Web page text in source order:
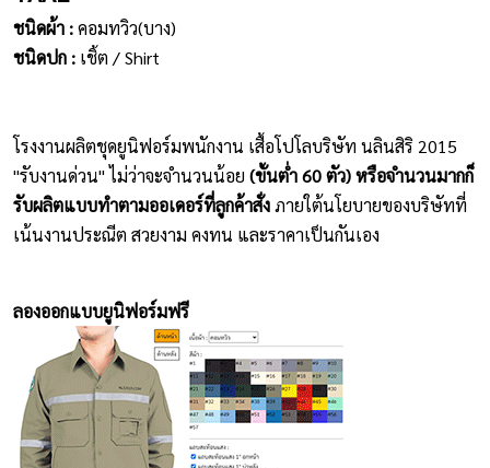
ผลิตภัณฑ์อื่นๆ
ตัวอย่างปกเสื้อโปโล
สีผ้า
ชนิดผ้า :คอมทวิว(บาง)
ชนิดปก : เชิ้ต / Shirt
โรงงานผลิตชุดยูนิฟอร์มพนักงาน เสื้อโปโลบริษัท นลินสิริ 2015
"รับงานด่วน" ไม่ว่าจะจำนวนน้อย (ขั้นต่ำ 60 ตัว) หรือจำนวนมากก็
รับผลิตแบบทำตามออเดอร์ที่ลูกค้าสั่งภายใต้นโยบายของบริษัทที่
เน้นงานประณีต สวยงาม คงทน และราคาเป็นกันเอง
ลองออกแบบยูนิฟอร์มฟรี